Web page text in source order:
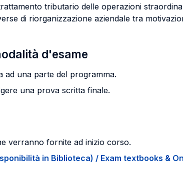
tributario delle operazioni
di riorganizzazione aziendale tra
d'esame
ad una parte del programma.
una prova scritta finale.
verranno fornite ad inizio corso.
in Biblioteca) / Exam textbooks &